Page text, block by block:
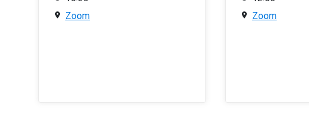
Zoom
Zoom